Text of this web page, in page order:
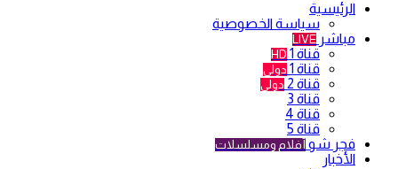
الرئيسية
سياسة الخصوصية
مباشر LIVE
قناة 1 HD
قناة 1 دولي
قناة 2 دولي
قناة 3
قناة 4
قناة 5
فجر شو أفلام ومسلسلات
الأخبار